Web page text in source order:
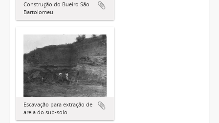
Construção do Bueiro São
Bartolomeu
Escavação para extração de
areia do sub-solo